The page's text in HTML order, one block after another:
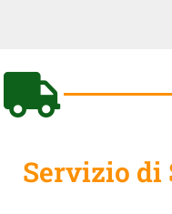
Servizio di